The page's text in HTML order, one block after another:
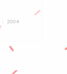
2004